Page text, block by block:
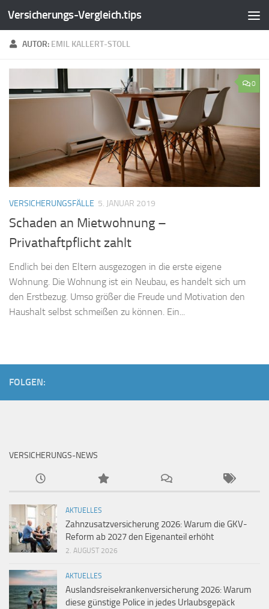
Zum Inhalt springen
Versicherungs-Vergleich.tips
AUTOR: EMIL KALLERT-STOLL
0
VERSICHERUNGSFÄLLE 5. JANUAR 2019
Schaden an Mietwohnung –
Privathaftpflicht zahlt
Endlich bei den Eltern ausgezogen in die erste eigene
Wohnung. Die Wohnung ist ein Neubau, es handelt sich um
den Erstbezug. Umso größer die Freude und Motivation den
Haushalt selbst schmeißen zu können. Ein...
FOLGEN:
VERSICHERUNGS-NEWS
AKTUELLES
Zahnzusatzversicherung 2026: Warum die GKV-
Reform ab 2027 den Eigenanteil erhöht
2. AUGUST 2026
AKTUELLES
Auslandsreisekrankenversicherung 2026: Warum
diese günstige Police in jedes Urlaubsgepäck